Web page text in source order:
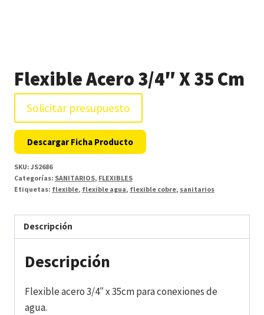
Flexible Acero 3/4″ X 35 Cm
Solicitar presupuesto
Descargar Ficha Producto
SKU: JS2686
Categorías: SANITARIOS, FLEXIBLES
Etiquetas: flexible, flexible agua, flexible cobre, sanitarios
Descripción
Descripción
Flexible acero 3/4″ x 35cm para conexiones de
agua.